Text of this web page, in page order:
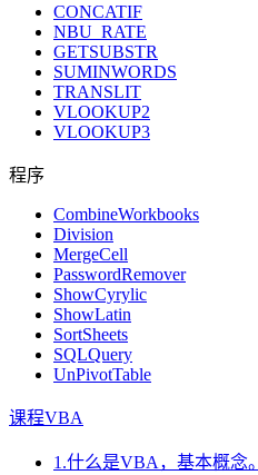
CONCATIF
NBU_RATE
GETSUBSTR
SUMINWORDS
TRANSLIT
VLOOKUP2
VLOOKUP3
程序
CombineWorkbooks
Division
MergeCell
PasswordRemover
ShowCyrylic
ShowLatin
SortSheets
SQLQuery
UnPivotTable
课程VBA
1.什么是VBA，基本概念。